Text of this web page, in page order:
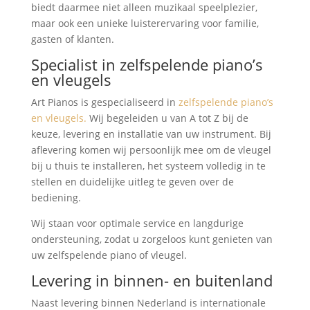
biedt daarmee niet alleen muzikaal speelplezier,
maar ook een unieke luisterervaring voor familie,
gasten of klanten.
Specialist in zelfspelende piano’s
en vleugels
Art Pianos is gespecialiseerd in zelfspelende piano’s
en vleugels. Wij begeleiden u van A tot Z bij de
keuze, levering en installatie van uw instrument. Bij
aflevering komen wij persoonlijk mee om de vleugel
bij u thuis te installeren, het systeem volledig in te
stellen en duidelijke uitleg te geven over de
bediening.
Wij staan voor optimale service en langdurige
ondersteuning, zodat u zorgeloos kunt genieten van
uw zelfspelende piano of vleugel.
Levering in binnen- en buitenland
Naast levering binnen Nederland is internationale